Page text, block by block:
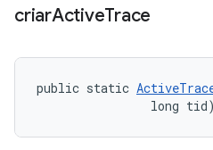
criarActiveTrace
public static
                long tid)